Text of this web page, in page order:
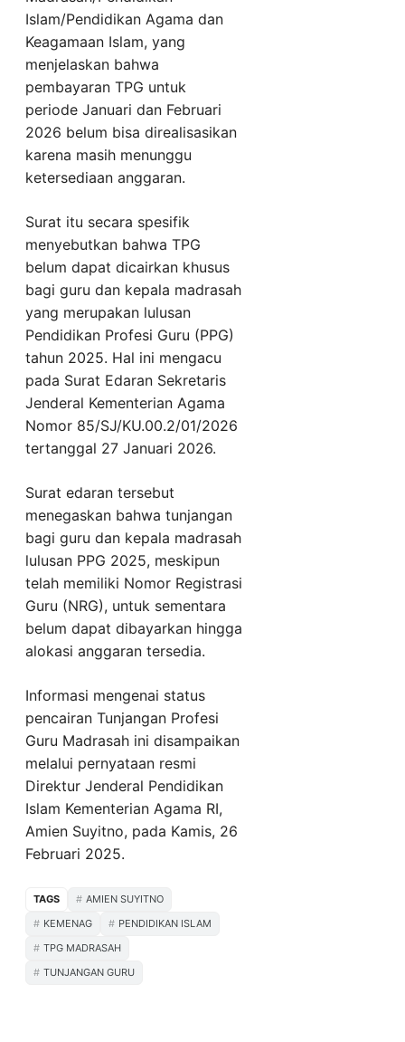
Islam/Pendidikan Agama dan
Keagamaan Islam, yang
menjelaskan bahwa
pembayaran TPG untuk
periode Januari dan Februari
2026 belum bisa direalisasikan
karena masih menunggu
ketersediaan anggaran.
Surat itu secara spesifik
menyebutkan bahwa TPG
belum dapat dicairkan khusus
bagi guru dan kepala madrasah
yang merupakan lulusan
Pendidikan Profesi Guru (PPG)
tahun 2025. Hal ini mengacu
pada Surat Edaran Sekretaris
Jenderal Kementerian Agama
Nomor 85/SJ/KU.00.2/01/2026
tertanggal 27 Januari 2026.
Surat edaran tersebut
menegaskan bahwa tunjangan
bagi guru dan kepala madrasah
lulusan PPG 2025, meskipun
telah memiliki Nomor Registrasi
Guru (NRG), untuk sementara
belum dapat dibayarkan hingga
alokasi anggaran tersedia.
Informasi mengenai status
pencairan Tunjangan Profesi
Guru Madrasah ini disampaikan
melalui pernyataan resmi
Direktur Jenderal Pendidikan
Islam Kementerian Agama RI,
Amien Suyitno, pada Kamis, 26
Februari 2025.
TAGS
AMIEN SUYITNO
KEMENAG
PENDIDIKAN ISLAM
TPG MADRASAH
TUNJANGAN GURU